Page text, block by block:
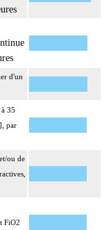
d'un
35
par
ou de
FiO2